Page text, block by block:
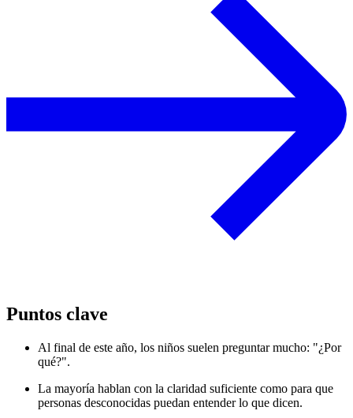
Puntos clave
Al final de este año, los niños suelen preguntar mucho: "¿Por
qué?".
La mayoría hablan con la claridad suficiente como para que
personas desconocidas puedan entender lo que dicen.